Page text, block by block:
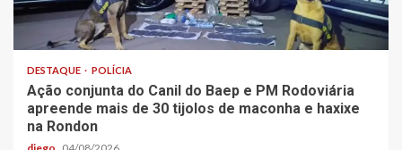
DESTAQUE POLÍCIA
Ação conjunta do Canil do Baep e PM Rodoviária
apreende mais de 30 tijolos de maconha e haxixe
na Rondon